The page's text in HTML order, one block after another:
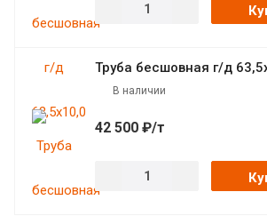
Труба бесшовная г/д
В наличии
42 500 ₽/т